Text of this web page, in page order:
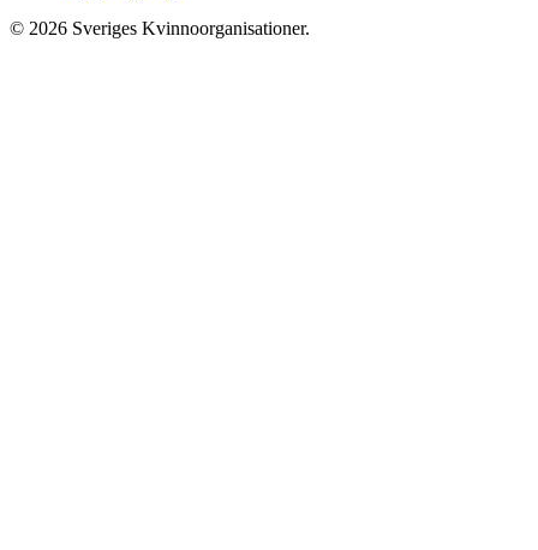
© 2026 Sveriges Kvinnoorganisationer.